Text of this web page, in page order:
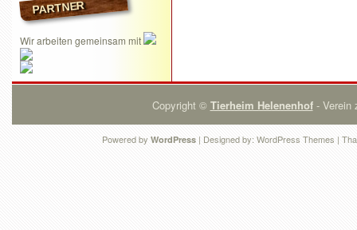
PARTNER
Wir arbeiten gemeinsam mit
Copyright © Tierheim Helenenhof- Verein
Powered by WordPress | Designed by: WordPress Themes |